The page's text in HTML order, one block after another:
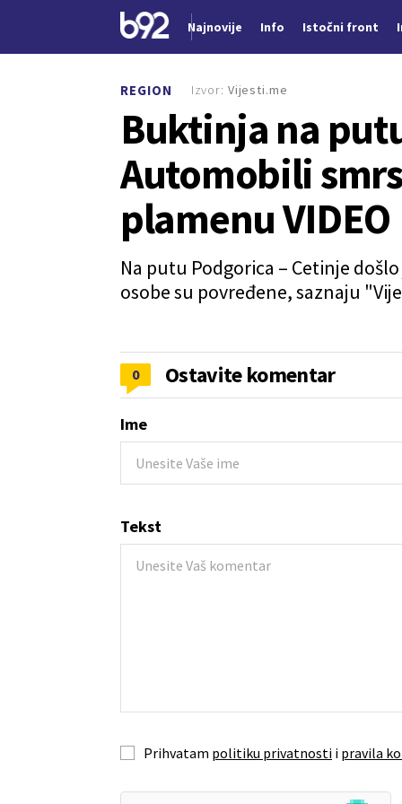
Najnovije Info Istočni front
REGION
Buktinja na
Automobili
plamenu VIDEO
Na putu Podgorica – Cetinje
osobe su povređene, saznaju
Izvor: Vijesti.me
0 Ostavite komentar
Ime
Tekst
Prihvatam politiku privatnosti i pravila